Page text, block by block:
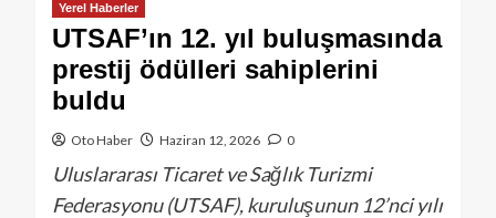
Yerel Haberler
UTSAF’ın 12. yıl buluşmasında
prestij ödülleri sahiplerini
buldu
Oto Haber Haziran 12, 2026 0
Uluslararası Ticaret ve Sağlık Turizmi
Federasyonu (UTSAF), kuruluşunun 12’nci yılı